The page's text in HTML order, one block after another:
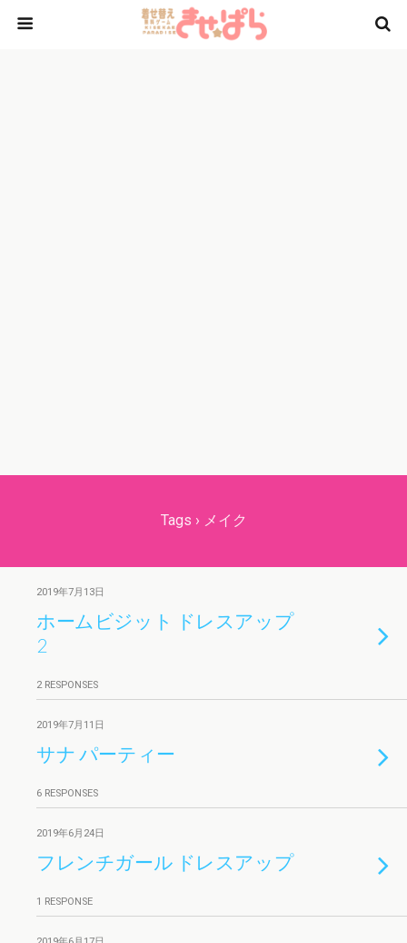
Tags › メイク
2019年7月13日
ホームビジット ドレスアップ
2
2 RESPONSES
2019年7月11日
サナ パーティー
6 RESPONSES
2019年6月24日
フレンチガール ドレスアップ
1 RESPONSE